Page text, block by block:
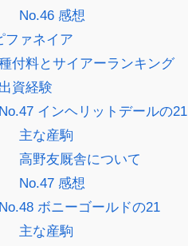
No.46 感想
ファネイア
付料とサイアーランキング
出資経験
No.47 インヘリットデールの21
主な産駒
高野友厩舎について
No.47 感想
No.48 ボニーゴールドの21
主な産駒